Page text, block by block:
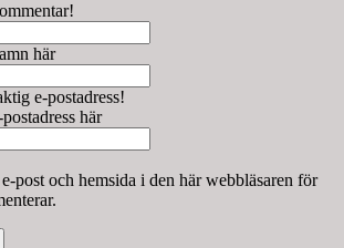
här
e-postadress!
här
post och hemsida i den här webbläsaren för